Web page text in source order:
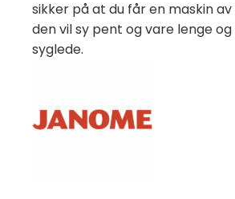
sikker på at du får en maskin
den vil sy pent og vare lenge
syglede.